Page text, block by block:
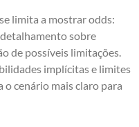
limita a mostrar odds:
sobre
de possíveis limitações.
implícitas e limites
cenário mais claro para